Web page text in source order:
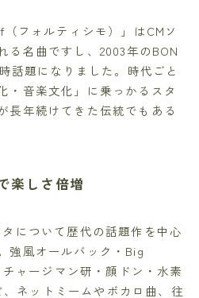
フォルティシモ）」はCMソ
る名曲ですし、2003年のBON
話題になりました。時代ごと
・音楽文化」に乗っかるスタ
長年続けてきた伝統でもある
楽しさ倍増
について歴代の話題作を中心
強風オールバック・Big
ャージマン研・顔ドン・水素
ネットミームやボカロ曲、往